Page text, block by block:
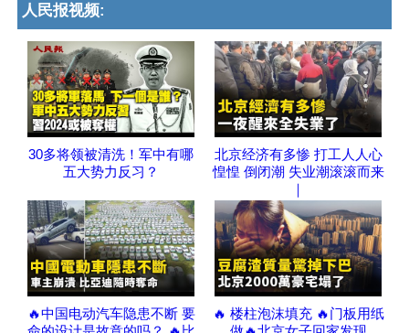
人民报视频:
30多将领被清洗！军中有哪
五大势力反习？
北京经济有多惨 打工人人心
惶惶 倒闭潮 失业潮滚滚而来
｜
🔥中国电动汽车隐患不断 要
🔥 楼柱泡沫填充 🔥门板用纸